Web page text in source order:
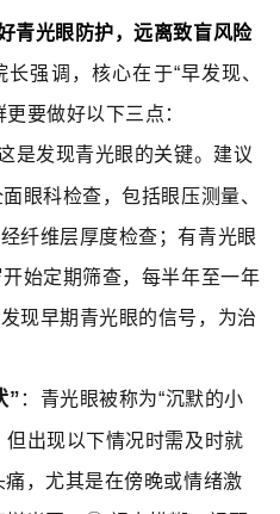
青光眼防护，远离致盲风险
强调，核心在于“早发现、
要做好以下三点：
是发现青光眼的关键。建议
眼科检查，包括眼压测量、
纤维层厚度检查；有青光眼
始定期筛查，每半年至一年
现早期青光眼的信号，为治
” ：青光眼被称为“沉默的小
但出现以下情况时需及时就
，尤其是在傍晚或情绪激